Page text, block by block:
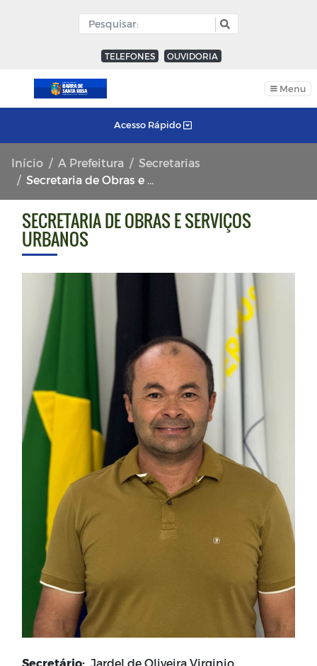
TELEFONES OUVIDORIA
Menu
Acesso Rápido
Início A Prefeitura
Secretarias
Secretaria de Obras e Serviços Urbanos
SECRETARIA DE OBRAS E SERVIÇOS
URBANOS
Secretário: Jardel de Oliveira Virginio